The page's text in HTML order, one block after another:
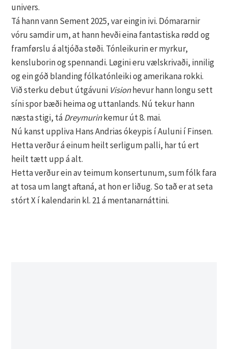
univers.
Tá hann vann Sement 2025, var eingin ivi. Dómararnir
vóru samdir um, at hann hevði eina fantastiska rødd og
framførslu á altjóða støði. Tónleikurin er myrkur,
kensluborin og spennandi. Løgini eru vælskrivaði, innilig
og ein góð blanding fólkatónleiki og amerikana rokki.
Við sterku debut útgávuni Visionhevur hann longu sett
síni spor bæði heima og uttanlands. Nú tekur hann
næsta stigi, táDreymurinkemur út 8. mai.
Nú kanst uppliva Hans Andrias ókeypis í Auluni í Finsen.
Hetta verður á einum heilt serligum palli, har tú ert
heilt tætt upp á alt.
Hetta verður ein av teimum konsertunum, sum fólk fara
at tosa um langt aftaná, at hon er liðug. So tað er at seta
stórt X í kalendarin kl. 21 á mentanarnáttini.